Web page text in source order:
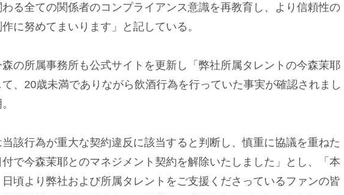
る全ての関係者のコンプライアンス意識を再教育し、より信頼性の
に努めてまいります」と記している。
の所属事務所も公式サイトを更新し「弊社所属タレントの今森茉耶
、20歳未満でありながら飲酒行為を行っていた事実が確認されまし
該行為が重大な契約違反に該当すると判断し、慎重に協議を重ねた
で今森茉耶とのマネジメント契約を解除いたしました」とし、「本
頃より弊社および所属タレントをご支援くださっているファンの皆